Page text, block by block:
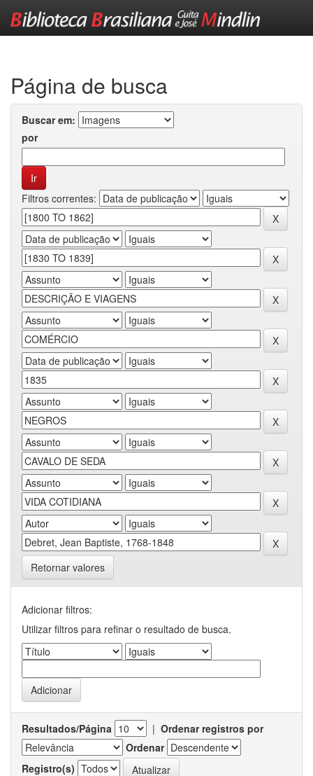
Página de busca
Buscar em:
por
Filtros correntes:
Retornar valores
Adicionar filtros:
Utilizar filtros para refinar o resultado de busca.
Resultados/Página | Ordenar registros por
Ordenar
Registro(s)